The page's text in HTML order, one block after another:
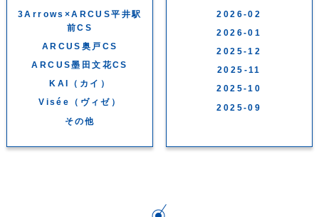
3Arrows×ARCUS平井駅
前CS
ARCUS奥戸CS
ARCUS墨田文花CS
KAI（カイ）
Visée（ヴィゼ）
その他
2026-02
2026-01
2025-12
2025-11
2025-10
2025-09